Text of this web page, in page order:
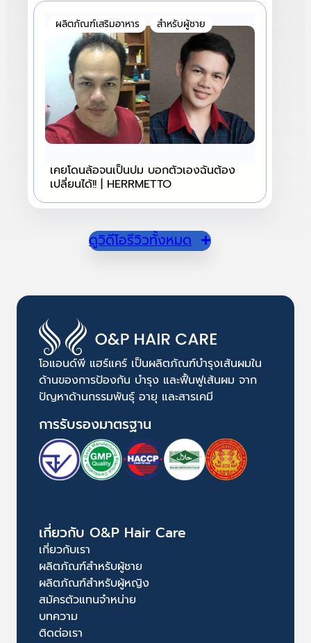
ผลิตภัณฑ์เสริมอาหาร สำหรับผู้ชาย
เคยโดนล้อจนเป็นปม บอกตัวเองฉันต้อง
เปลี่ยนได้!! | HERRMETTO
ดูวิดีโอรีวิวทั้งหมด
โอแอนด์พี แฮร์แคร์ เป็นผลิตภัณฑ์บำรุงเส้นผมใน
ด้านของการป้องกัน บำรุง และฟื้นฟูเส้นผม จาก
ปัญหาด้านกรรมพันธุ์ อายุ และสารเคมี
การรับรองมาตรฐาน
เกี่ยวกับ O&P Hair Care
เกี่ยวกับเรา
ผลิตภัณฑ์สำหรับผู้ชาย
ผลิตภัณฑ์สำหรับผู้หญิง
สมัครตัวแทนจำหน่าย
บทความ
ติดต่อเรา